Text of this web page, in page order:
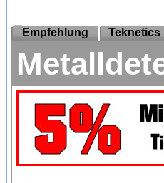
Empfehlung Teknetics